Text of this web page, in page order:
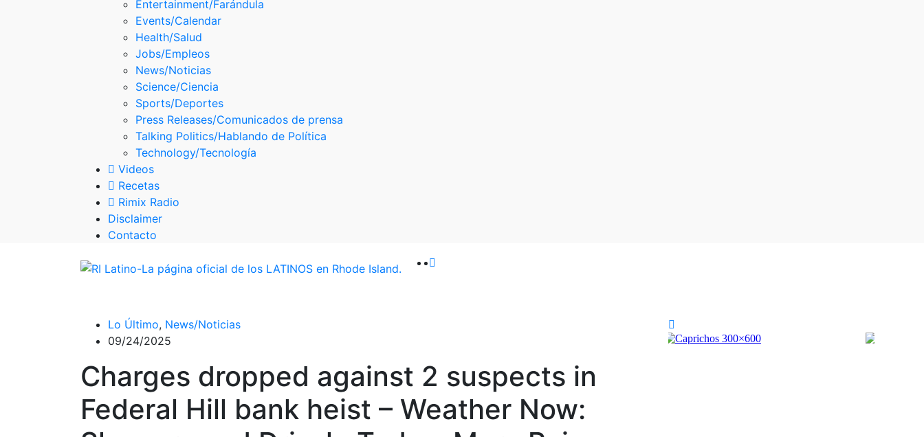
Entertainment/Farándula
Events/Calendar
Health/Salud
Jobs/Empleos
News/Noticias
Science/Ciencia
Sports/Deportes
Press Releases/Comunicados de prensa
Talking Politics/Hablando de Política
Technology/Tecnología
Videos
Recetas
Rimix Radio
Disclaimer
Contacto
Lo Último, News/Noticias
09/24/2025
Charges dropped against 2 suspects in
Federal Hill bank heist – Weather Now: